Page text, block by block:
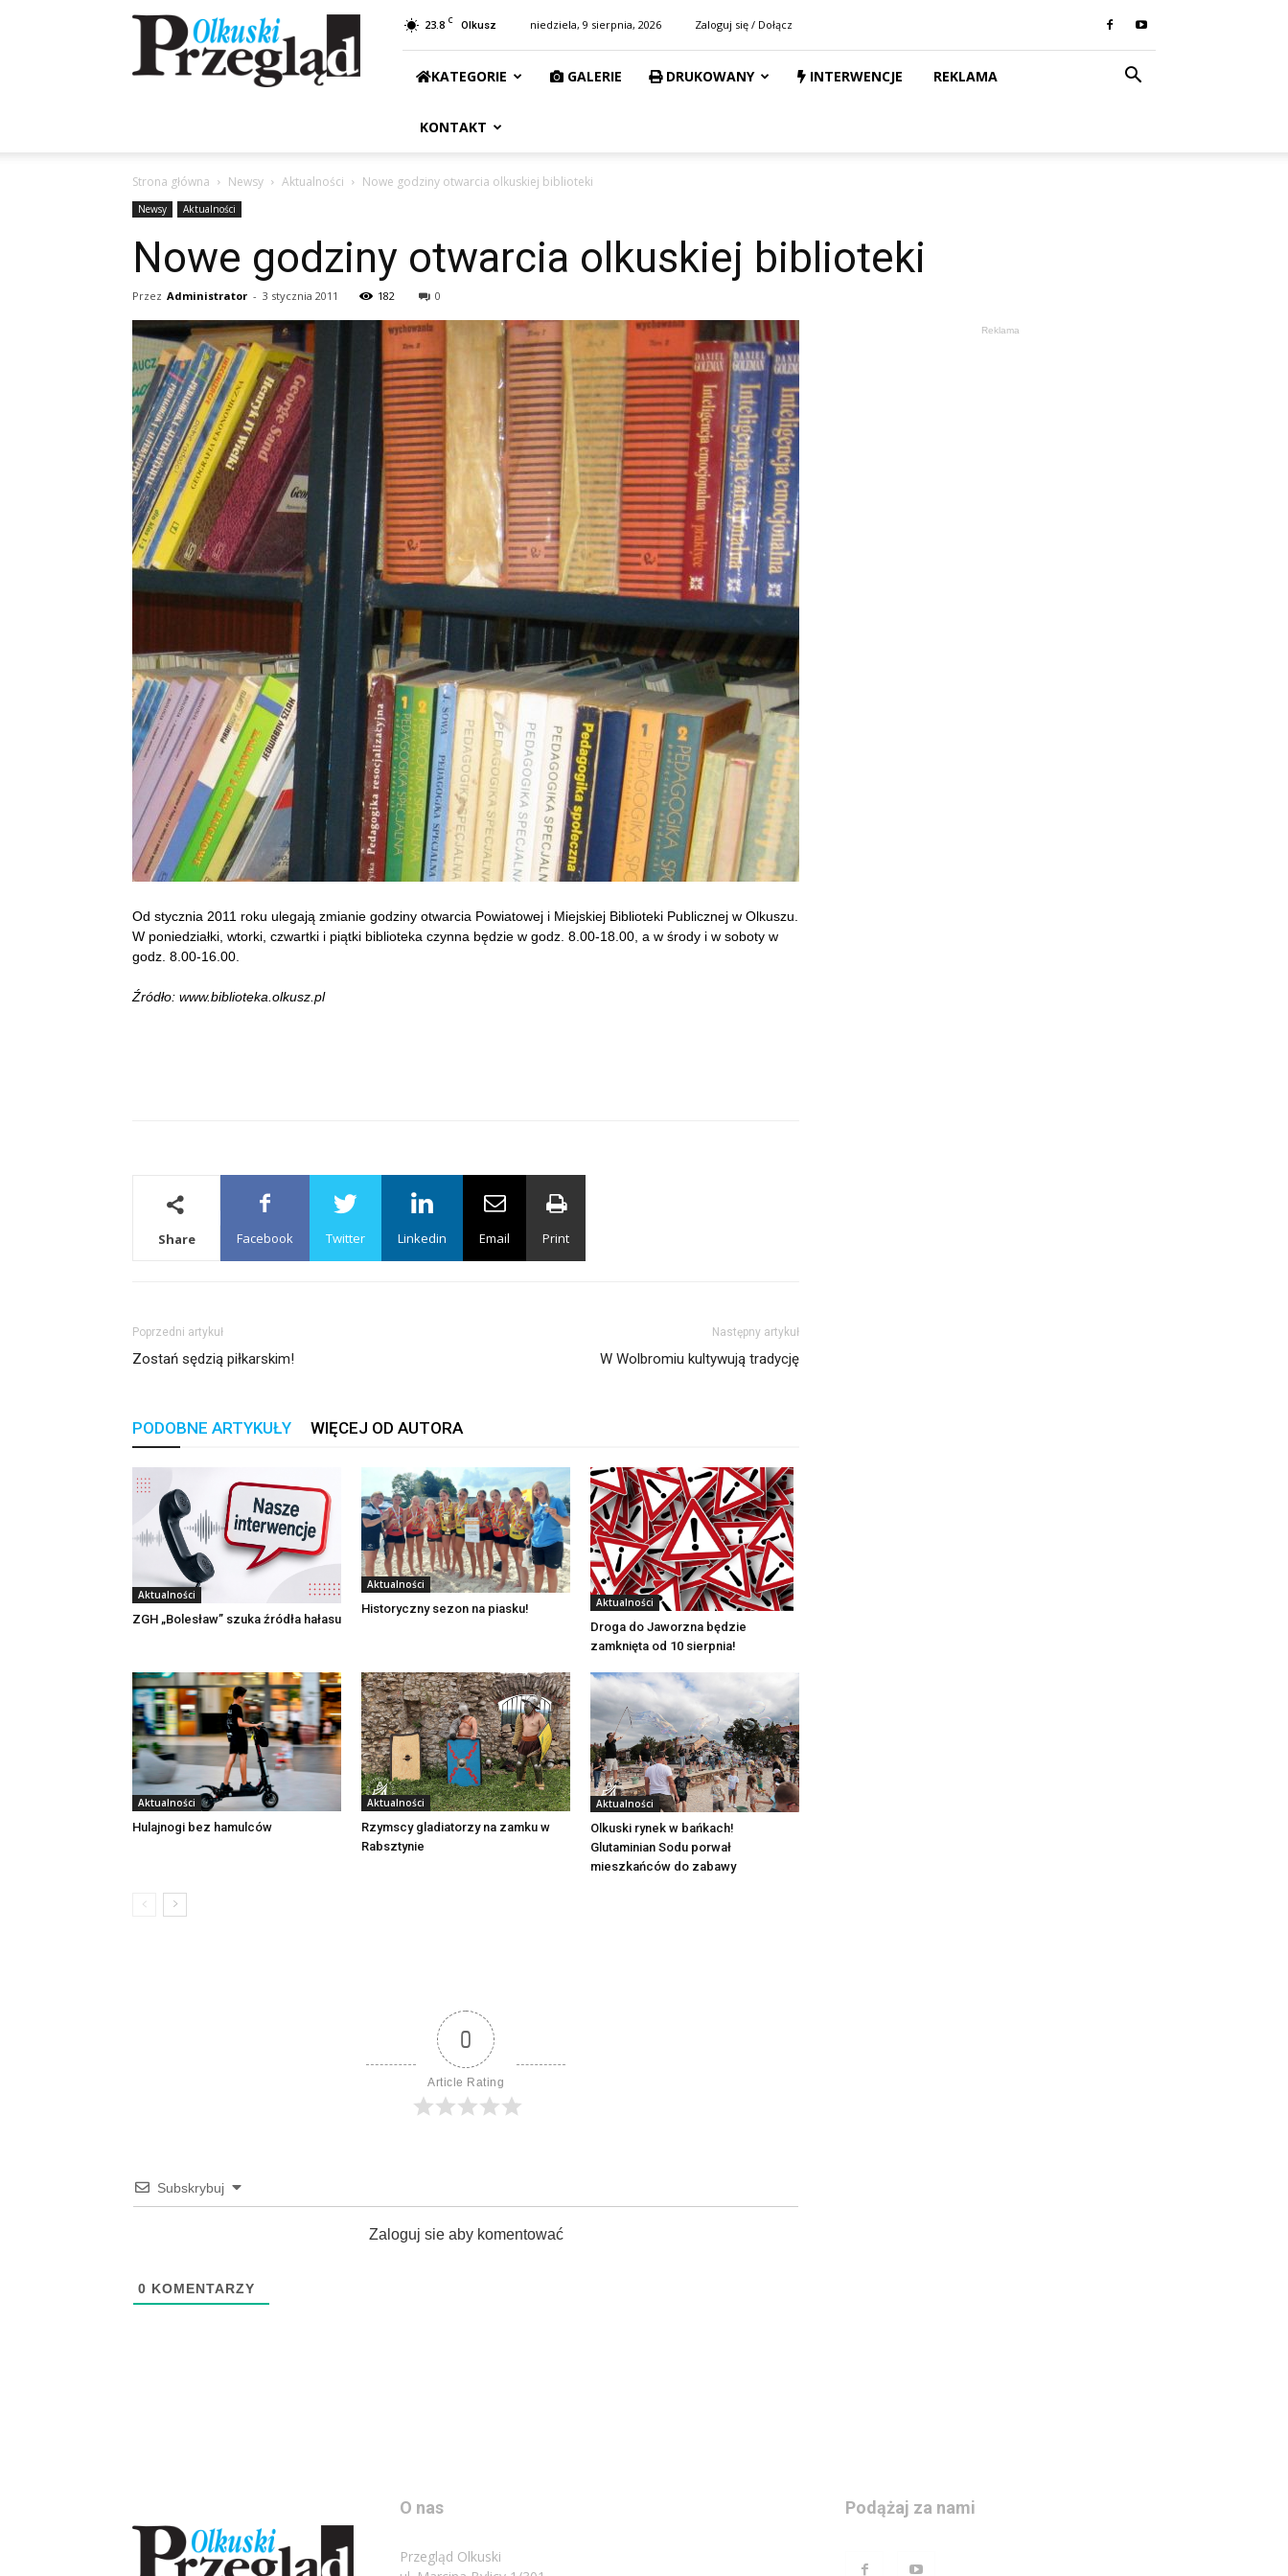
Przegląd
Olkuski
23.8 C Olkusz niedziela, 9 sierpnia, 2026 Zaloguj się / Dołącz
KATEGORIE GALERIE DRUKOWANY INTERWENCJE REKLAMA
KONTAKT
Strona główna Newsy Aktualności Nowe godziny otwarcia olkuskiej biblioteki
Newsy Aktualności
Nowe godziny otwarcia olkuskiej biblioteki
Przez Administrator - 3 stycznia 2011 182 0
Od stycznia 2011 roku ulegają zmianie godziny otwarcia Powiatowej i Miejskiej Biblioteki Publicznej w Olkuszu.
W poniedziałki, wtorki, czwartki i piątki biblioteka czynna będzie w godz. 8.00-18.00, a w środy i w soboty w
godz. 8.00-16.00.
Źródło: www.biblioteka.olkusz.pl
Share Facebook Twitter Linkedin Email Print
Poprzedni artykuł
Zostań sędzią piłkarskim!
Następny artykuł
W Wolbromiu kultywują tradycję
PODOBNE ARTYKUŁY WIĘCEJ OD AUTORA
Aktualności
ZGH „Bolesław” szuka źródła hałasu
Aktualności
Historyczny sezon na piasku! Aktualności
Droga do Jaworzna będzie
zamknięta od 10 sierpnia!
Aktualności
Hulajnogi bez hamulców
Aktualności
Rzymscy gladiatorzy na zamku w
Rabsztynie
Aktualności
Olkuski rynek w bańkach!
Glutaminian Sodu porwał
mieszkańców do zabawy
0
Article Rating
Subskrybuj
Zaloguj sie aby komentować
0 KOMENTARZY
Reklama
O nas
Przegląd Olkuski
Podążaj za nami